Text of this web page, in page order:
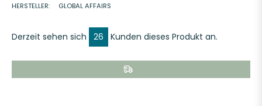
HERSTELLER: GLOBAL AFFAIRS
Derzeit sehen sich 26 Kunden dieses Produkt an.